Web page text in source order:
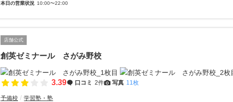
本日の営業状況 10:00〜22:00
店舗公式
創英ゼミナール さがみ野校
3.39 口コミ 2件 写真 11枚
予備校 学習塾・塾